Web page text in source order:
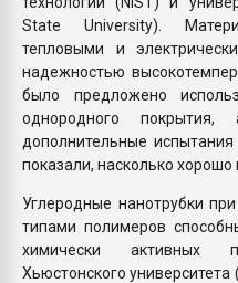
State University).
тепловыми и
надежностью
было предложено
однородного
дополнительные
показали, насколько
Углеродные нанотрубки
типами полимеров
химически активных
Хьюстонского